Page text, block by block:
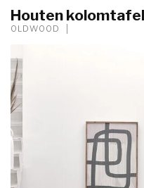
Houten
OLDWOOD